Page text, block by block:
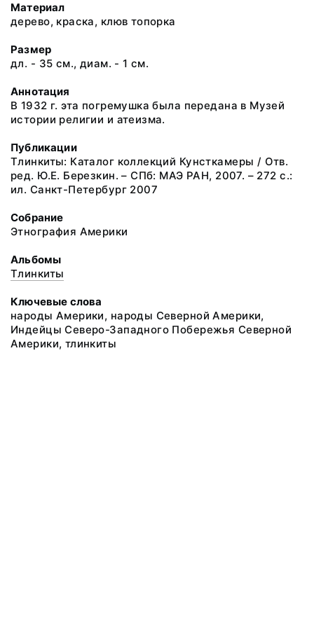
Материал
дерево, краска, клюв топорка
Размер
дл. - 35 см., диам. - 1 см.
Аннотация
В 1932 г. эта погремушка была передана в Музей
истории религии и атеизма.
Публикации
Тлинкиты: Каталог коллекций Кунсткамеры / Отв.
ред. Ю.Е. Березкин. – СПб: МАЭ РАН, 2007. – 272 с.:
ил. Санкт-Петербург 2007
Собрание
Этнография Америки
Альбомы
Тлинкиты
Ключевые слова
народы Америки, народы Северной Америки,
Индейцы Северо-Западного Побережья Северной
Америки, тлинкиты